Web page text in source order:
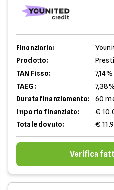
Finanziaria:
Prodotto:
TAN Fisso:
7,14%
TAEG:
7,38%
Durata finanziamento:
60
Importo finanziato:
€
Totale dovuto:
€
Verifica